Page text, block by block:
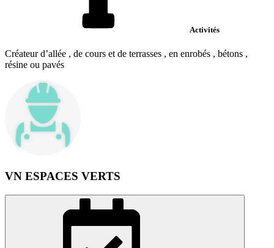
Activités
Créateur d’allée , de cours et de terrasses , en enrobés , bétons ,
résine ou pavés
VN ESPACES VERTS